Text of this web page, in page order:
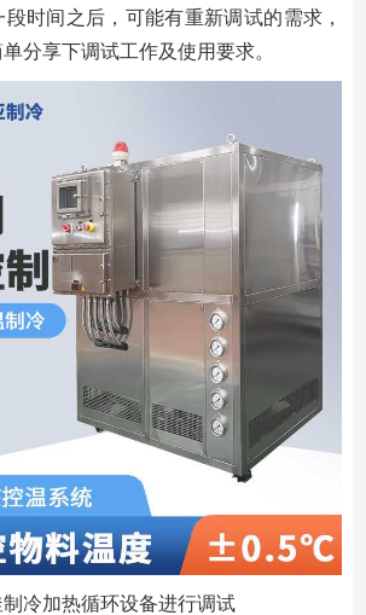
时间之后，可能有重新调试的需求，
分享下调试工作及使用要求。
冷加热循环设备进行调试